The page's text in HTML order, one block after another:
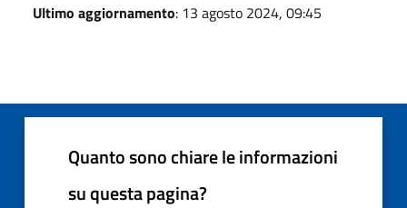
Ultimo aggiornamento: 13 agosto 2024, 09:45
Quanto sono chiare le informazioni
su questa pagina?